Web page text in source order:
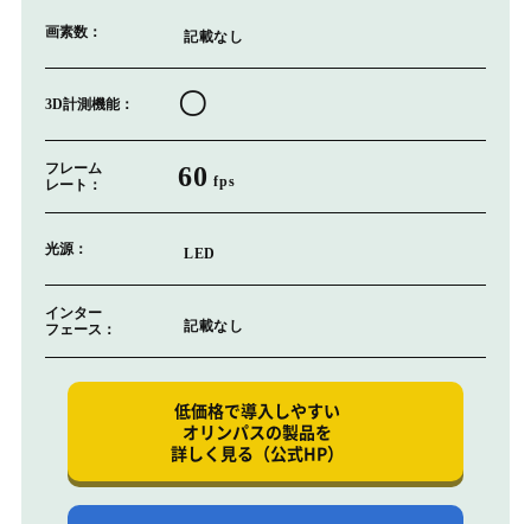
画素数： 記載なし
3D計測機能： 〇
フレーム
レート：
60 fps
光源： LED
インター
フェース：
記載なし
低価格で導入しやすい
オリンパスの製品を
詳しく見る（公式HP）